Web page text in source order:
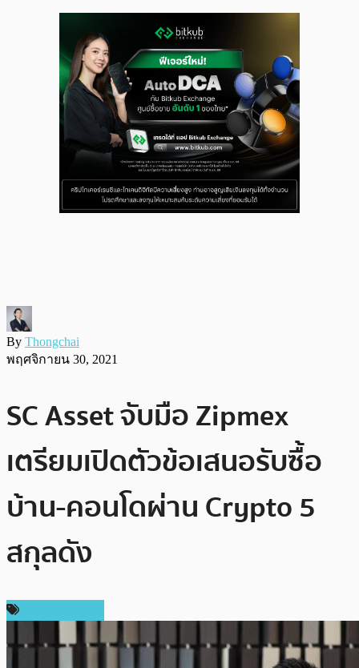
By Thongchai
พฤศจิกายน 30, 2021
SC Asset จับมือ Zipmex
เตรียมเปิดตัวข้อเสนอรับซื้อ
บ้าน-คอนโดผ่าน Crypto 5
สกุลดัง